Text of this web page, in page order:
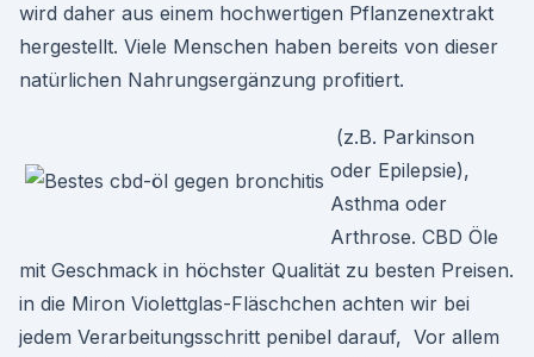
wird daher aus einem hochwertigen Pflanzenextrakt
hergestellt. Viele Menschen haben bereits von dieser
natürlichen Nahrungsergänzung profitiert.
​ (z.B. Parkinson
oder Epilepsie),
Asthma oder
Arthrose. CBD Öle
mit Geschmack in höchster Qualität zu besten Preisen.
in die Miron Violettglas-Fläschchen achten wir bei
jedem Verarbeitungsschritt penibel darauf, Vor allem